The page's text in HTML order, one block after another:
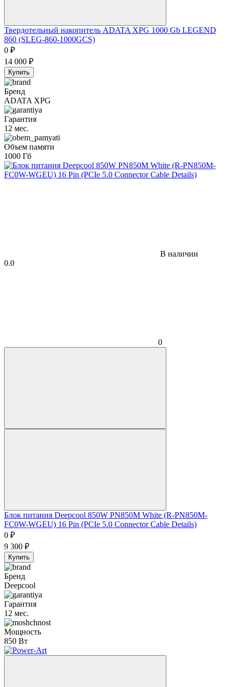
Твердотельный накопитель ADATA XPG 1000 Gb LEGEND
860 (SLEG-860-1000GCS)
0 ₽
14 000 ₽
Купить
Бренд
ADATA XPG
Гарантия
12 мес.
Объем памяти
1000 Гб
В наличии
0.0
0
Блок питания Deepcool 850W PN850M White (R-PN850M-
FC0W-WGEU) 16 Pin (PCIe 5.0 Connector Cable Details)
0 ₽
9 300 ₽
Купить
Бренд
Deepcool
Гарантия
12 мес.
Мощность
850 Вт